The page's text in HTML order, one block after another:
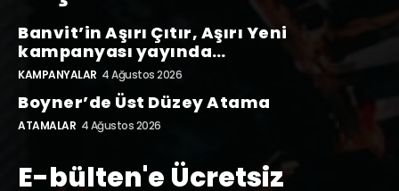
Banvit’in Aşırı Çıtır, Aşırı Yeni
kampanyası yayında…
KAMPANYALAR 4 Ağustos 2026
Boyner’de Üst Düzey Atama
ATAMALAR 4 Ağustos 2026
E-bülten'e Ücretsiz